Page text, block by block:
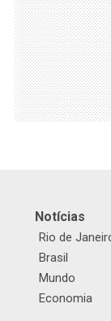
Notícias
Rio de
Brasil
Mundo
Economia